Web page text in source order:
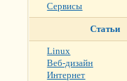
Сервисы
Статьи
Linux
Веб-дизайн
Интернет